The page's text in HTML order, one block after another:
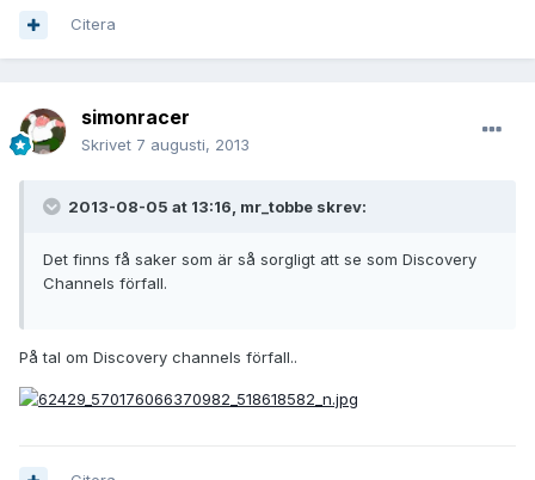
Citera
simonracer
Skrivet 7 augusti, 2013
2013-08-05 at 13:16, mr_tobbe skrev:
Det finns få saker som är så sorgligt att se som Discovery
Channels förfall.
På tal om Discovery channels förfall..